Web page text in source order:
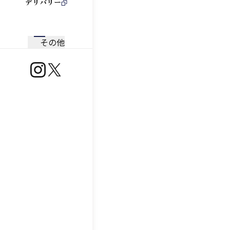
デリバリー
その他
https://www.instagram.com/ootoya.jp/
https://x.com/ootoya_gohan